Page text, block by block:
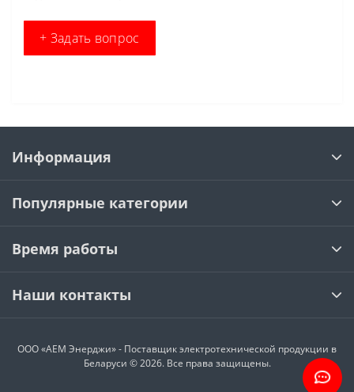
+ Задать вопрос
Информация
Популярные категории
Время работы
Наши контакты
ООО «АЕМ Энерджи» - Поставщик электротехнической продукции в
Беларуси © 2026. Все права защищены.